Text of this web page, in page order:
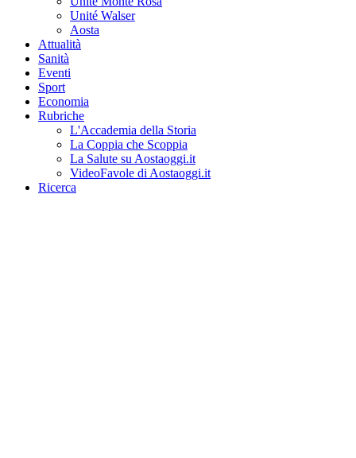
Unité Walser
Aosta
Attualità
Sanità
Eventi
Sport
Economia
Rubriche
L'Accademia della Storia
La Coppia che Scoppia
La Salute su Aostaoggi.it
VideoFavole di Aostaoggi.it
Ricerca